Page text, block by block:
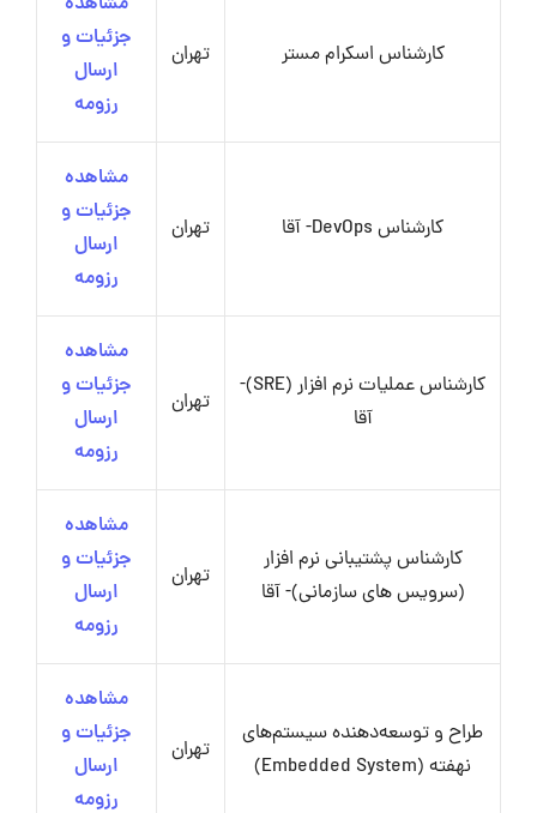
کارشناس اسکرام مستر تهران
جزئیات و
ارسال
رزومه
کارشناس DevOps- آقا تهران
مشاهده
جزئیات و
ارسال
رزومه
کارشناس عملیات نرم افزار (SRE)-
آقا
تهران
مشاهده
جزئیات و
ارسال
رزومه
کارشناس پشتیبانی نرم افزار
(سرویس های سازمانی)- آقا
تهران
مشاهده
جزئیات و
ارسال
رزومه
طراح و توسعه‌دهنده سیستم‌های
نهفته (Embedded System)
تهران
مشاهده
جزئیات و
ارسال
رزومه